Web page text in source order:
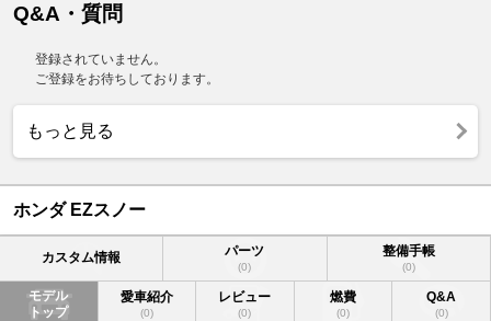
Q&A・質問
登録されていません。
ご登録をお待ちしております。
もっと見る
ホンダ EZスノー
カスタム情報 パーツ
(0)
整備手帳
(0)
モデル
トップ
愛車紹介
(0)
レビュー
(0)
燃費
(0)
Q&A
(0)